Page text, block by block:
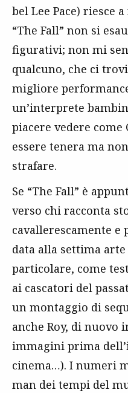
bel Lee Pace) riesce
“The Fall” non si
figurativi; non mi
qualcuno, che ci
migliore
un’interprete
piacere vedere
essere tenera ma
strafare.
Se “The Fall” è
verso chi racconta
cavallerescamente
data alla settima
particolare, come
ai cascatori del
un montaggio di
anche Roy, di nuovo
immagini prima
cinema…). I numeri
man dei tempi del